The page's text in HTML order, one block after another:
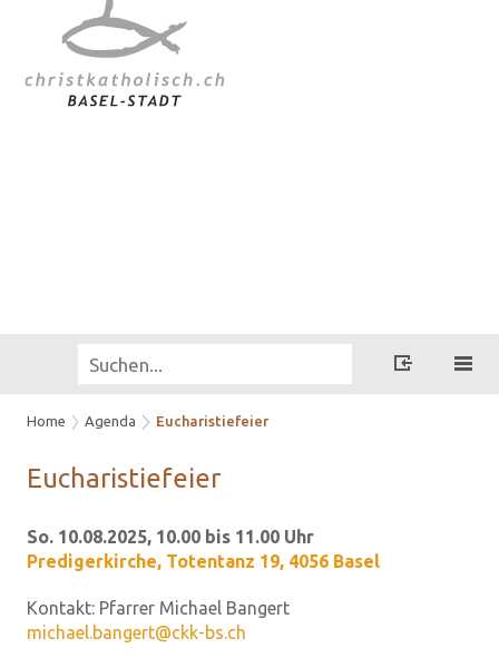
Home Agenda Eucharistiefeier
Eu­cha­ris­tie­fei­er
So. 10.08.2025, 10.00 bis 11.00 Uhr
Predigerkirche, Totentanz 19, 4056 Basel
Kontakt: Pfarrer Michael Bangert
michael.bangert@ckk-bs.ch